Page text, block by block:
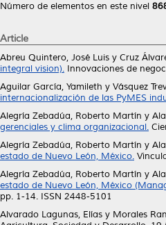
Número de elementos en este nivel
Article
Abreu Quintero, José Luis y Cruz
integral vision). Innovaciones de
Aguilar García, Yamileth y Vásquez
internacionalización de las PyMES
Alegría Zebadúa, Roberto Martín y
gerenciales y clima organizacional.
Alegría Zebadúa, Roberto Martín y
estado de Nuevo León, México.
Alegría Zebadúa, Roberto Martín y
estado de Nuevo León, México
pp. 1-14. ISSN 2448-5101
Alvarado Lagunas, Elías y Morales